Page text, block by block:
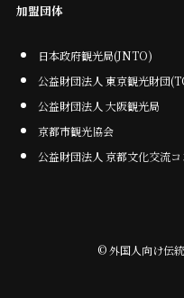
加盟団体
日本政府観光局(JNTO)
公益財団法人 東京観光財団
公益財団法人 大阪観光局
京都市観光協会
公益財団法人 京都文化交流
©外国人向け伝